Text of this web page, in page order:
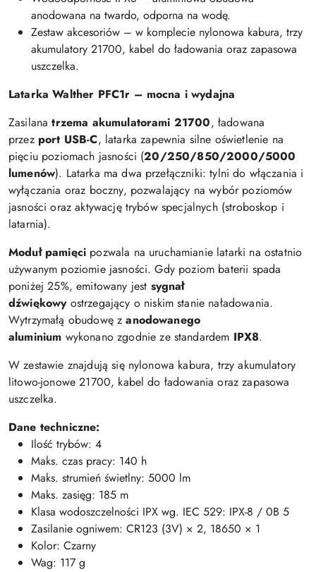
anodowana na twardo, odporna na wodę.
Zestaw akcesoriów – w komplecie nylonowa kabura, trzy
akumulatory 21700, kabel do ładowania oraz zapasowa
uszczelka.
Latarka Walther PFC1r – mocna i wydajna
Zasilana trzema akumulatorami 21700, ładowana
przez port USB-C, latarka zapewnia silne oświetlenie na
pięciu poziomach jasności (20/250/850/2000/5000
lumenów). Latarka ma dwa przełączniki: tylni do włączania i
wyłączania oraz boczny, pozwalający na wybór poziomów
jasności oraz aktywację trybów specjalnych (stroboskop i
latarnia).
Moduł pamięci pozwala na uruchamianie latarki na ostatnio
używanym poziomie jasności. Gdy poziom baterii spada
poniżej 25%, emitowany jest sygnał
dźwiękowy ostrzegający o niskim stanie naładowania.
Wytrzymałą obudowę z anodowanego
aluminium wykonano zgodnie ze standardem IPX8.
W zestawie znajdują się nylonowa kabura, trzy akumulatory
litowo-jonowe 21700, kabel do ładowania oraz zapasowa
uszczelka.
Dane techniczne:
Ilość trybów: 4
Maks. czas pracy: 140 h
Maks. strumień świetlny: 5000 lm
Maks. zasięg: 185 m
Klasa wodoszczelności IPX wg. IEC 529: IPX-8 / 0B 5
Zasilanie ogniwem: CR123 (3V) × 2, 18650 × 1
Kolor: Czarny
Wag: 117 g